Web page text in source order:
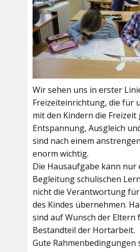
Wir sehen uns in erster
Freizeiteinrichtung, die für
mit den Kindern die Freizeit
Entspannung, Ausgleich
sind nach einem
enorm wichtig.
Die Hausaufgabe kann nur
Begleitung schulischen
nicht die Verantwortung
des Kindes übernehmen.
sind auf Wunsch der Eltern
Bestandteil der Hortarbeit.
Gute Rahmenbedingungen